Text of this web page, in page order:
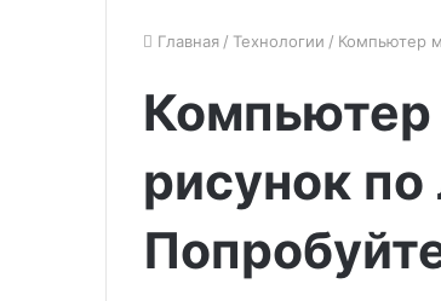
Главная / Технологии / Компьютер
рисунок